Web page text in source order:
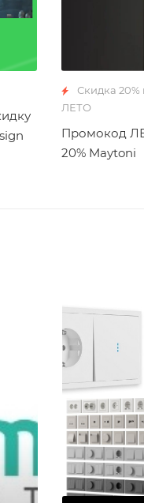
Скидка
ЛЕТО
Промокод
20% Maytoni